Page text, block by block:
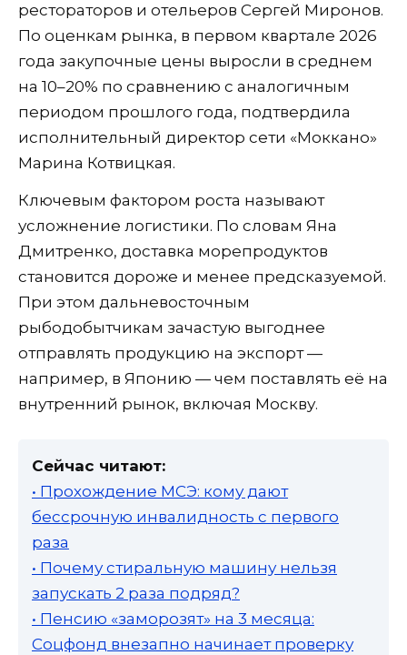
рестораторов и отельеров Сергей Миронов.
По оценкам рынка, в первом квартале 2026
года закупочные цены выросли в среднем
на 10–20% по сравнению с аналогичным
периодом прошлого года, подтвердила
исполнительный директор сети «Моккано»
Марина Котвицкая.
Ключевым фактором роста называют
усложнение логистики. По словам Яна
Дмитренко, доставка морепродуктов
становится дороже и менее предсказуемой.
При этом дальневосточным
рыбодобытчикам зачастую выгоднее
отправлять продукцию на экспорт —
например, в Японию — чем поставлять её на
внутренний рынок, включая Москву.
Сейчас читают:
• Прохождение МСЭ: кому дают
бессрочную инвалидность с первого
раза
• Почему стиральную машину нельзя
запускать 2 раза подряд?
• Пенсию «заморозят» на 3 месяца:
Соцфонд внезапно начинает проверку